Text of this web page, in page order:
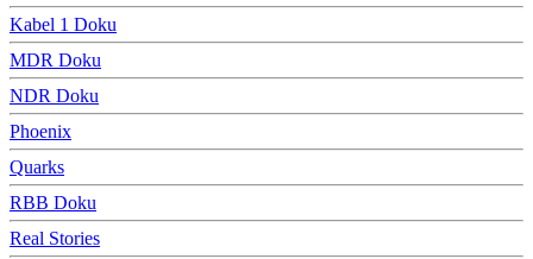
Kabel 1 Doku
MDR Doku
NDR Doku
Phoenix
Quarks
RBB Doku
Real Stories